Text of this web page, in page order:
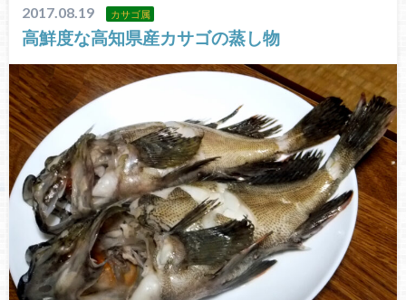
2017.08.19 カサゴ属
高鮮度な高知県産カサゴの蒸し物